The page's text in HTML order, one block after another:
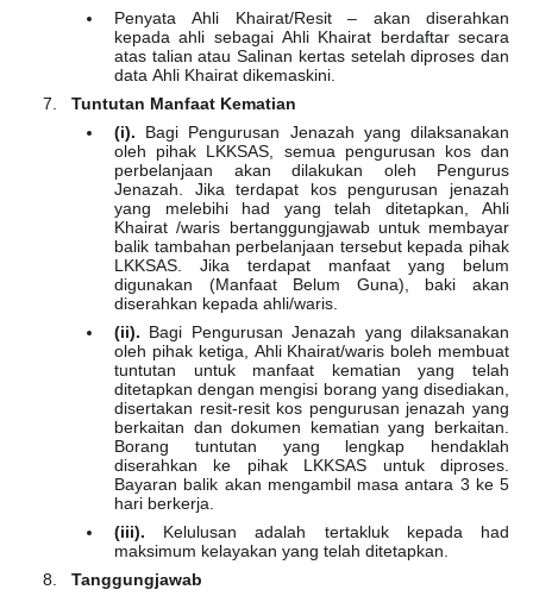
Penyata Ahli Khairat/Resit – akan diserahkan
kepada ahli sebagai Ahli Khairat berdaftar secara
atas talian atau Salinan kertas setelah diproses dan
data Ahli Khairat dikemaskini.
Tuntutan Manfaat Kematian
(i). Bagi Pengurusan Jenazah yang dilaksanakan
oleh pihak LKKSAS, semua pengurusan kos dan
perbelanjaan akan dilakukan oleh Pengurus
Jenazah. Jika terdapat kos pengurusan jenazah
yang melebihi had yang telah ditetapkan, Ahli
Khairat /waris bertanggungjawab untuk membayar
balik tambahan perbelanjaan tersebut kepada pihak
LKKSAS. Jika terdapat manfaat yang belum
digunakan (Manfaat Belum Guna), baki akan
diserahkan kepada ahli/waris.
(ii). Bagi Pengurusan Jenazah yang dilaksanakan
oleh pihak ketiga, Ahli Khairat/waris boleh membuat
tuntutan untuk manfaat kematian yang telah
ditetapkan dengan mengisi borang yang disediakan,
disertakan resit-resit kos pengurusan jenazah yang
berkaitan dan dokumen kematian yang berkaitan.
Borang tuntutan yang lengkap hendaklah
diserahkan ke pihak LKKSAS untuk diproses.
Bayaran balik akan mengambil masa antara 3 ke 5
hari berkerja.
(iii). Kelulusan adalah tertakluk kepada had
maksimum kelayakan yang telah ditetapkan.
Tanggungjawab